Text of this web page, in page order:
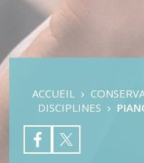
Pratiques d’ensembles
Auditions & Examens
Les Disciplines
Les Orchestres
Danse Classique
Danse Contemporaine
Danse Modern Jazz
Batterie
ACCUEIL
DISCIPLINES